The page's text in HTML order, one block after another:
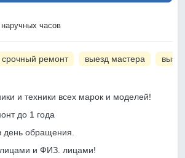
часов
срочный ремонт выезд мастера
и техники всех марок и моделей!
до 1 года
день обращения.
и ФИЗ. лицами!